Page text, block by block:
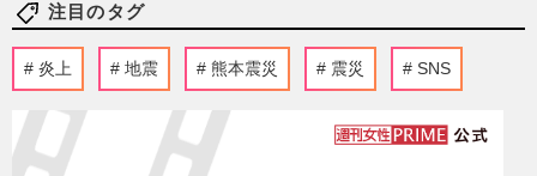
注目のタグ
炎上 地震 熊本震災 震災 SNS